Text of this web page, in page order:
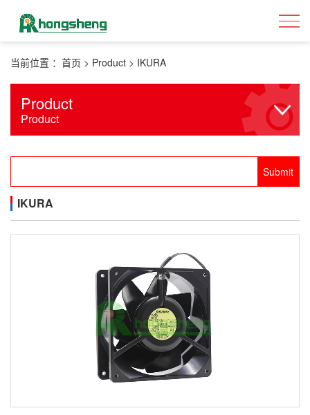
当前位置 ： 首页 > Product > IKURA
Product
Product
IKURA